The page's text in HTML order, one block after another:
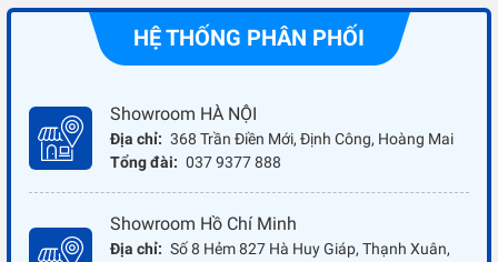
HỆ THỐNG PHÂN PHỐI
Showroom HÀ NỘI
Địa chỉ: 368 Trần Điền Mới, Định Công, Hoàng Mai
Tổng đài: 037 9377 888
Showroom Hồ Chí Minh
Địa chỉ: Số 8 Hẻm 827 Hà Huy Giáp, Thạnh Xuân,